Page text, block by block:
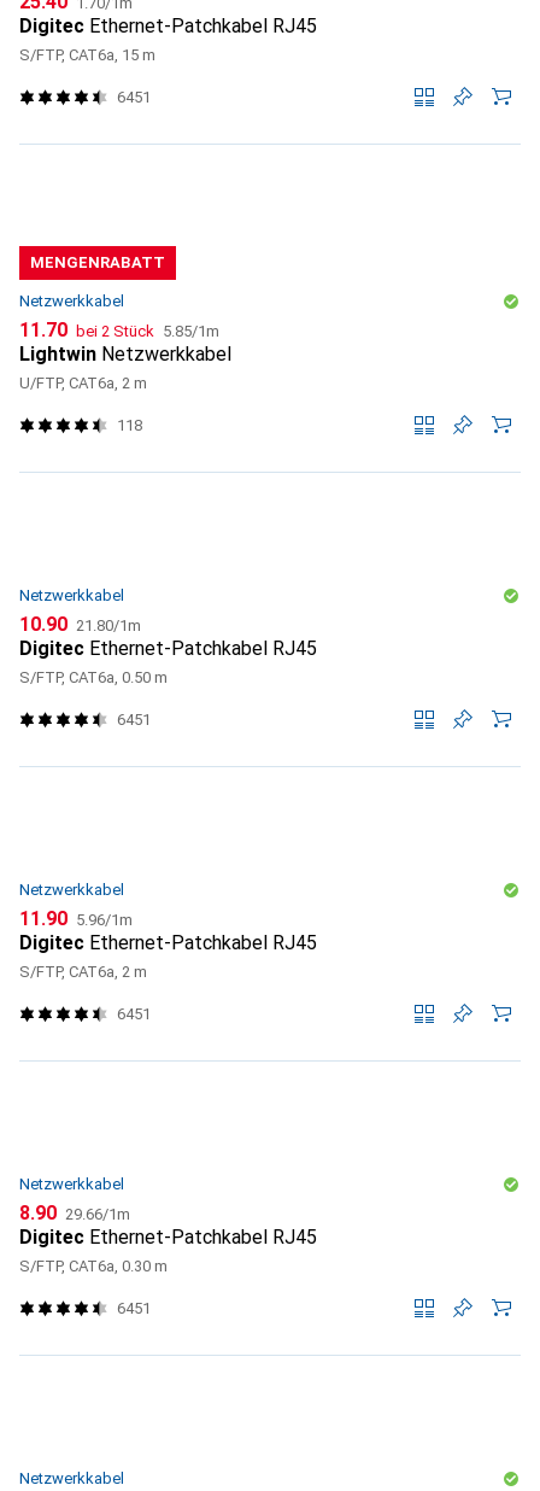
Digitec Ethernet-Patchkabel RJ45
S/FTP, CAT6a, 15 m
6451
MENGENRABATT
Netzwerkkabel
CHF
11.70 bei 2 Stück CHF
5.85/1m
Lightwin Netzwerkkabel
U/FTP, CAT6a, 2 m
118
Netzwerkkabel
CHF
10.90 CHF
21.80/1m
Digitec Ethernet-Patchkabel RJ45
S/FTP, CAT6a, 0.50 m
6451
Netzwerkkabel
CHF
11.90 CHF
5.96/1m
Digitec Ethernet-Patchkabel RJ45
S/FTP, CAT6a, 2 m
6451
Netzwerkkabel
CHF
8.90 CHF
29.66/1m
Digitec Ethernet-Patchkabel RJ45
S/FTP, CAT6a, 0.30 m
6451
Netzwerkkabel